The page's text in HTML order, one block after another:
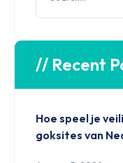
// Recent
Hoe speel je
goksites van